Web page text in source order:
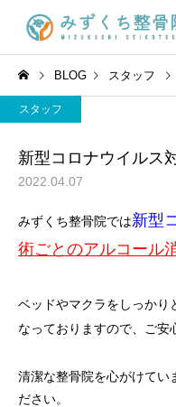
BLOG スタッフ
スタッフ
新型コロナウイルス
2022.04.07
みずくち整骨院では新型
術ごとのアルコール
ベッドやマクラをしっかり
なっておりますので、ご安
清潔な整骨院を心がけてい
ださい。